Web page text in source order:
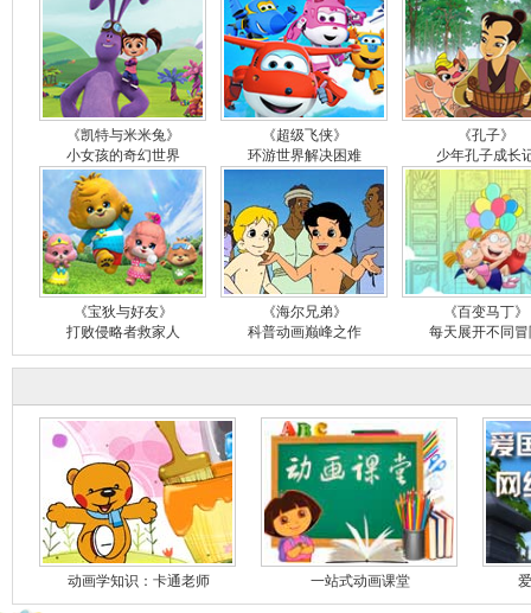
《凯特与米米兔》
小女孩的奇幻世界
《超级飞侠》
环游世界解决困难
《孔子》
少年孔子成长
《宝狄与好友》
打败侵略者救家人
《海尔兄弟》
科普动画巅峰之作
《百变马丁》
每天展开不同
动画学知识：卡通老师 一站式动画课堂